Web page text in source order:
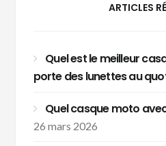
ARTICLES
Quel est le meilleur
porte des lunettes au
Quel casque moto
26 mars 2026